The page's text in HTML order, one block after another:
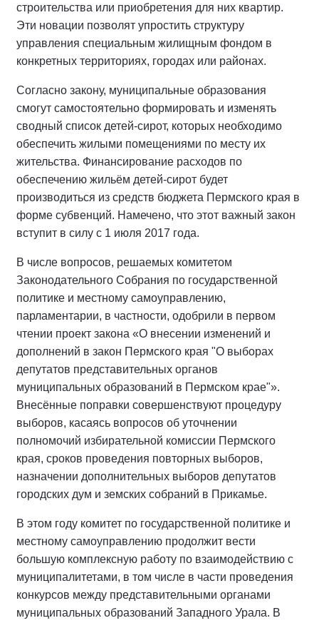
строительства или приобретения для них квартир.
Эти новации позволят упростить структуру
управления специальным жилищным фондом в
конкретных территориях, городах или районах.
Согласно закону, муниципальные образования
смогут самостоятельно формировать и изменять
сводный список детей-сирот, которых необходимо
обеспечить жилыми помещениями по месту их
жительства. Финансирование расходов по
обеспечению жильём детей-сирот будет
производиться из средств бюджета Пермского края в
форме субвенций. Намечено, что этот важный закон
вступит в силу с 1 июля 2017 года.
В числе вопросов, решаемых комитетом
Законодательного Собрания по государственной
политике и местному самоуправлению,
парламентарии, в частности, одобрили в первом
чтении проект закона «О внесении изменений и
дополнений в закон Пермского края "О выборах
депутатов представительных органов
муниципальных образований в Пермском крае"».
Внесённые поправки совершенствуют процедуру
выборов, касаясь вопросов об уточнении
полномочий избирательной комиссии Пермского
края, сроков проведения повторных выборов,
назначении дополнительных выборов депутатов
городских дум и земских собраний в Прикамье.
В этом году комитет по государственной политике и
местному самоуправлению продолжит вести
большую комплексную работу по взаимодействию с
муниципалитетами, в том числе в части проведения
конкурсов между представительными органами
муниципальных образований Западного Урала. В